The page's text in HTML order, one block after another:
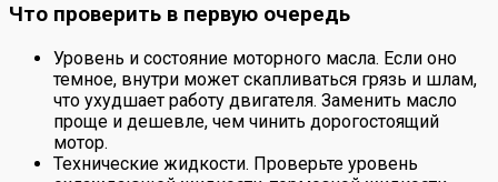
Что проверить в первую очередь
Уровень и состояние моторного масла. Если оно
темное, внутри может скапливаться грязь и шлам,
что ухудшает работу двигателя. Заменить масло
проще и дешевле, чем чинить дорогостоящий
мотор.
Технические жидкости. Проверьте уровень